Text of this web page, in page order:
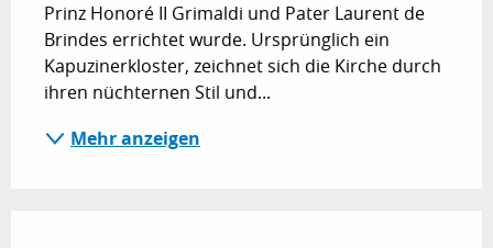
Prinz Honoré II Grimaldi und Pater Laurent de
Brindes errichtet wurde. Ursprünglich ein
Kapuzinerkloster, zeichnet sich die Kirche durch
ihren nüchternen Stil und...
Mehr anzeigen